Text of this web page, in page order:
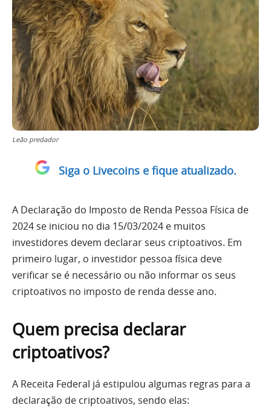
Leão predador
Siga o Livecoins e fique atualizado.
A Declaração do Imposto de Renda Pessoa Física de
2024 se iniciou no dia 15/03/2024 e muitos
investidores devem declarar seus criptoativos. Em
primeiro lugar, o investidor pessoa física deve
verificar se é necessário ou não informar os seus
criptoativos no imposto de renda desse ano.
Quem precisa declarar
criptoativos?
A Receita Federal já estipulou algumas regras para a
declaração de criptoativos, sendo elas: